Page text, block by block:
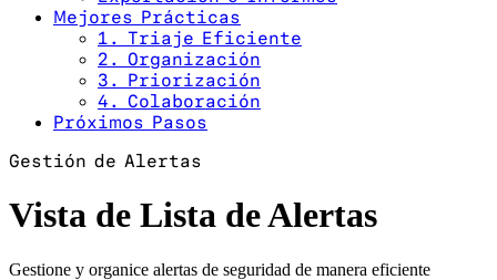
Mejores Prácticas
1. Triaje Eficiente
2. Organización
3. Priorización
4. Colaboración
Próximos Pasos
Gestión de Alertas
Vista de Lista de Alertas
Gestione y organice alertas de seguridad de manera eficiente